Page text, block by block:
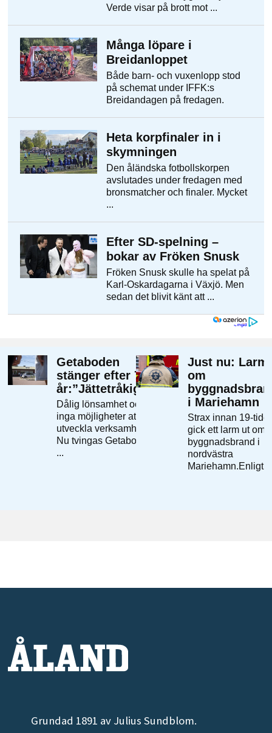
Grundad 1891 av Julius Sundblom.